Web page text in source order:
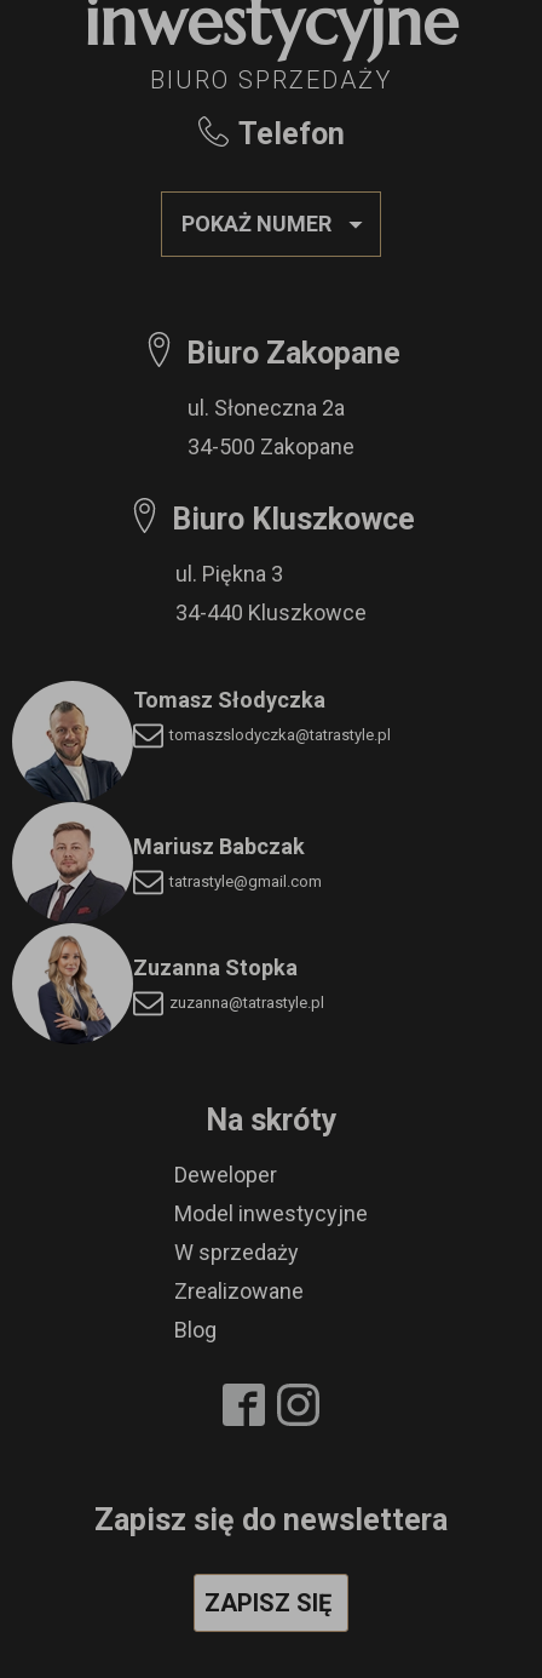
inwestycyjne
BIURO SPRZEDAŻY
Telefon
POKAŻ NUMER
Biuro Zakopane
ul. Słoneczna 2a
34-500 Zakopane
Biuro Kluszkowce
ul. Piękna 3
34-440 Kluszkowce
Tomasz Słodyczka
tomaszslodyczka@tatrastyle.pl
Mariusz Babczak
tatrastyle@gmail.com
Zuzanna Stopka
zuzanna@tatrastyle.pl
Na skróty
Deweloper
Model inwestycyjne
W sprzedaży
Zrealizowane
Blog
Zapisz się do newslettera
ZAPISZ SIĘ